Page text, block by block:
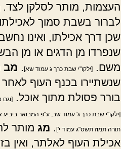
העצמות, מותר לסלקן לצד.
לברור בשבת סמוך
שכן דרך אכילתו, ואינו
שנפרדו מן הדגים או מן
משם.
[ילקו"י שבת כרך ג עמוד שא] מב
שנשתיירו בכנף העוף לאחר
בורר פסולת מתוך אוכל.
[וגם
[ילקו"י שבת כרך ג' עמוד שב, ע"פ המבואר ביביע
תורה תמוז תשס"ג עמוד י'] מג מותר
אכילת העוף לאלתר, ואין